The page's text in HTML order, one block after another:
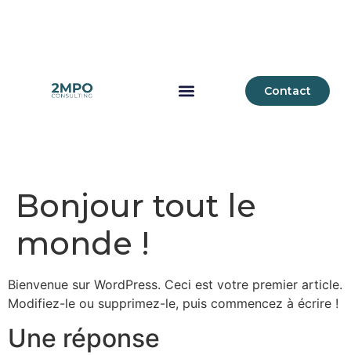
Contact
Bonjour tout le
monde !
Bienvenue sur WordPress. Ceci est votre premier article.
Modifiez-le ou supprimez-le, puis commencez à écrire !
Une réponse